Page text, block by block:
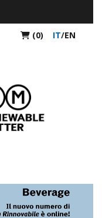
(0) IT/EN